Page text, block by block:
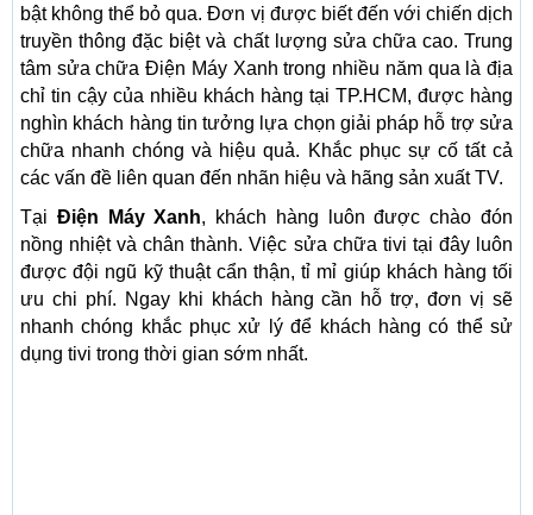
bật không thể bỏ qua. Đơn vị được biết đến với chiến dịch
truyền thông đặc biệt và chất lượng sửa chữa cao. Trung
tâm sửa chữa Điện Máy Xanh trong nhiều năm qua là địa
chỉ tin cậy của nhiều khách hàng tại TP.HCM, được hàng
nghìn khách hàng tin tưởng lựa chọn giải pháp hỗ trợ sửa
chữa nhanh chóng và hiệu quả. Khắc phục sự cố tất cả
các vấn đề liên quan đến nhãn hiệu và hãng sản xuất TV.
Tại Điện Máy Xanh, khách hàng luôn được chào đón
nồng nhiệt và chân thành. Việc sửa chữa tivi tại đây luôn
được đội ngũ kỹ thuật cẩn thận, tỉ mỉ giúp khách hàng tối
ưu chi phí. Ngay khi khách hàng cần hỗ trợ, đơn vị sẽ
nhanh chóng khắc phục xử lý để khách hàng có thể sử
dụng tivi trong thời gian sớm nhất.